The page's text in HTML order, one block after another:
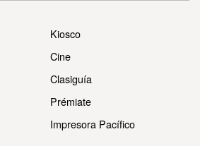
Kiosco
Cine
Clasiguía
Prémiate
Impresora Pacífico